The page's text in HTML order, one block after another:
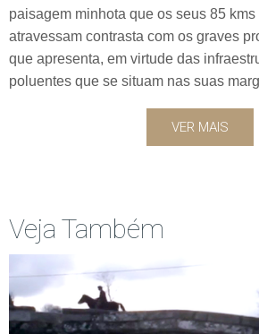
paisagem minhota que os seus 85
atravessam contrasta com os graves
que apresenta, em virtude das
poluentes que se situam nas suas
VER MAIS
Veja Também